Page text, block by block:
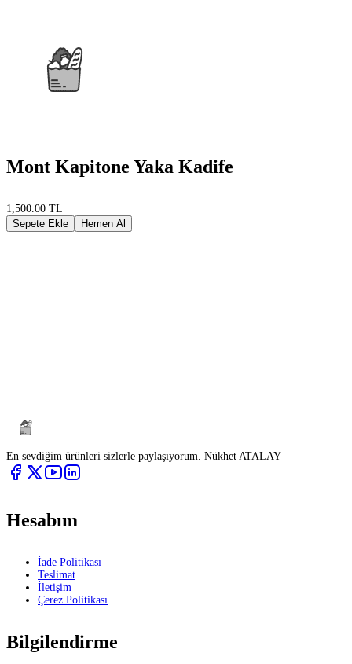
Mont Kapitone Yaka Kadife
1,500.00 TL
Sepete Ekle
Hemen Al
En sevdiğim ürünleri sizlerle paylaşıyorum. Nükhet ATALAY
Hesabım
İade Politikası
Teslimat
İletişim
Çerez Politikası
Bilgilendirme